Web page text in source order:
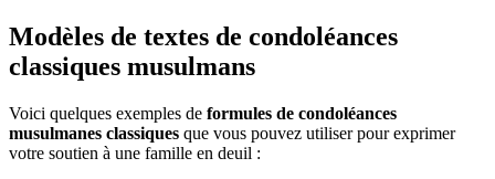
Modèles de textes de condoléances
classiques musulmans
Voici quelques exemples de formules de condoléances
musulmanes classiques que vous pouvez utiliser pour exprimer
votre soutien à une famille en deuil :